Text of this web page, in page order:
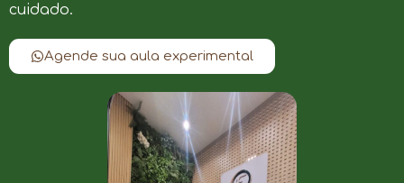
cuidado.
Agende sua aula experimental